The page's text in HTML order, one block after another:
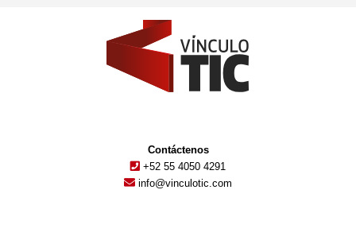
Contáctenos
+52 55 4050 4291
info@vinculotic.com